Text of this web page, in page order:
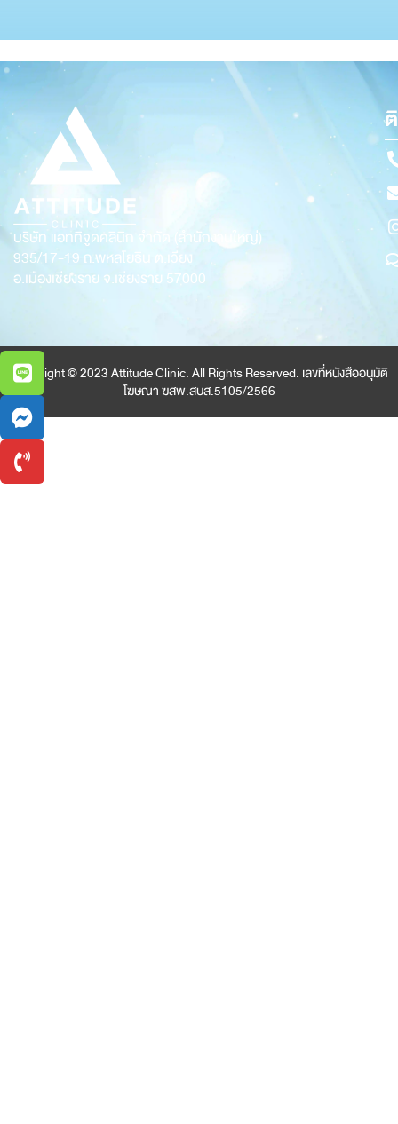
บริษัท แอททิจูดคลินิก จำกัด (สำนักงานใหญ่)
935/17-19 ถ.พหลโยธิน ต.เวียง
อ.เมืองเชียงราย จ.เชียงราย 57000
Copyright © 2023 Attitude Clinic. All Rights Reserved. เลขที่หนังสืออนุมัติ
โฆษณา ฆสพ.สบส.5105/2566